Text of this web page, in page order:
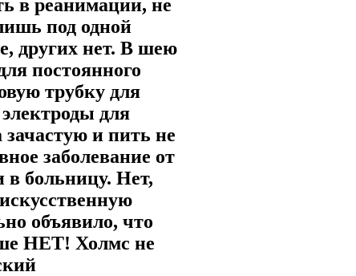
в реанимации, не
под одной
других нет. В шею
постоянного
трубку для
для
и пить не
заболевание от
в больницу. Нет,
объявило, что
НЕТ! Холмс не